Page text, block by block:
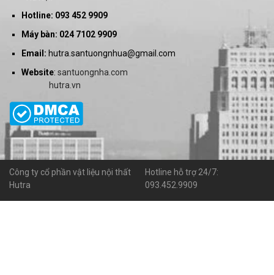
Hotline: 093 452 9909
Máy bàn: 024 7102 9909
Email: hutra.santuongnhua@gmail.com
Website: santuongnha.com
hutra.vn
Công ty cổ phần vật liệu nội thất
Hutra
Hotline hỗ trợ 24/7:
093.452.9909